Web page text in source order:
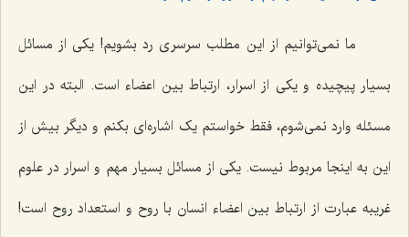
ما نمی‌توانیم از این مطلب سرسری رد بشویم! یکی از مسائل
بسیار پیچیده و یکی از اسرار، ارتباط بین اعضاء است. البته در این
مسئله وارد نمی‌شوم، فقط خواستم یک اشاره‌ای بکنم و دیگر بیش از
این به اینجا مربوط نیست. یکی از مسائل بسیار مهم و اسرار در علوم
غریبه عبارت از ارتباط بین اعضاء انسان با روح و استعداد روح است!